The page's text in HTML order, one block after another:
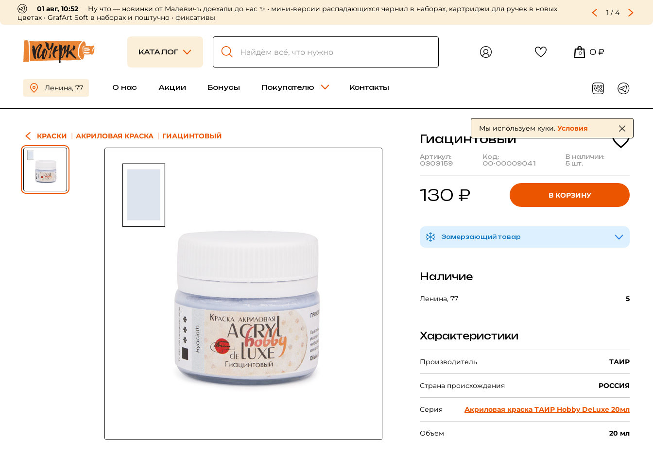
01 авг, 10:52
Ну что — новинки от Малевичъ доехали до нас ✨ • мини-версии распадающихся чернил в наборах, картриджи для ручек в новых
цветах • GrafArt Soft в наборах и поштучно • фиксативы
1 / 4
КАТАЛОГ 0 0 ₽
Ленина, 77 О нас Акции Бонусы Покупателю Контакты
КРАСКИ АКРИЛОВАЯ КРАСКА ГИАЦИНТОВЫЙ Гиацинтовый
Артикул:
0303159
Код:
00-00009041
В наличии:
5 шт.
130 ₽ В КОРЗИНУ
Замерзающий товар
Наличие
Ленина, 77 5
Характеристики
Производитель ТАИР
Страна происхождения РОССИЯ
Серия Акриловая краска ТАИР Hobby DeLuxe 20мл
Объем 20 мл
Мы используем куки. Условия